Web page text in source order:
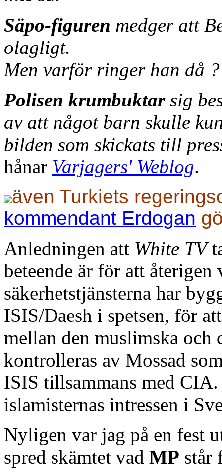
Säpo-figuren medger att
olagligt.
Men varför ringer han då ?
Polisen krumbuktar sig
av att något barn skulle
bilden som skickats till
hånar Varjagers' Weblog.
även Turkiets
kommendant Erdogan
Anledningen att White TV
beteende är för att återigen
säkerhetstjänsterna har
ISIS/Daesh i spetsen, för
mellan den muslimska och
kontrolleras av Mossad
ISIS tillsammans med
islamisternas intressen i
Nyligen var jag på en fest
spred skämtet vad MP står